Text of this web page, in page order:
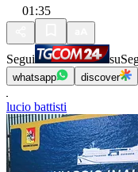
01:35
Segui su
whatsapp discover
lucio battisti